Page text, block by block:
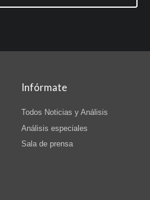
Infórmate
Todos Noticias y Análisis
Análisis especiales
Sala de prensa